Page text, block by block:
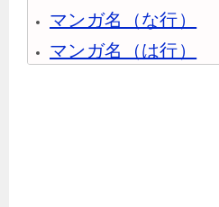
マンガ名（な行）
マンガ名（は行）